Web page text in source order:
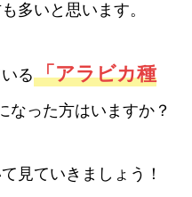
多いと思います。
る「アラビカ種
なった方はいますか？
見ていきましょう！